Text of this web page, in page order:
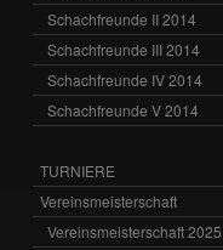
Schachfreunde II 2014
Schachfreunde III 2014
Schachfreunde IV 2014
Schachfreunde V 2014
TURNIERE
Vereinsmeisterschaft
Vereinsmeisterschaft 2025